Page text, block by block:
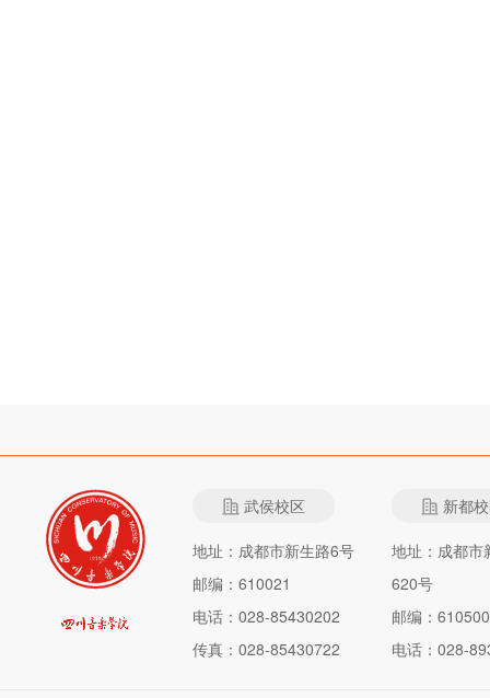
武侯校区
地址：成都市新生路6号
邮编：610021
电话：028-85430202
传真：028-85430722
新都
地址：成都市
620号
邮编：610500
电话：028-